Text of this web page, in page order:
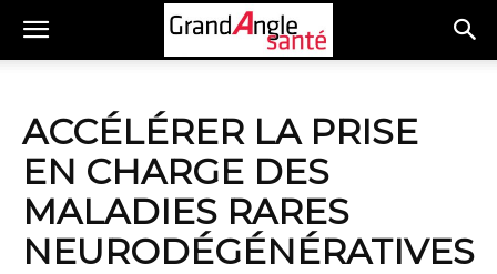
ACCÉLÉRER LA PRISE
EN CHARGE DES
MALADIES RARES
NEURODÉGÉNÉRATIVES